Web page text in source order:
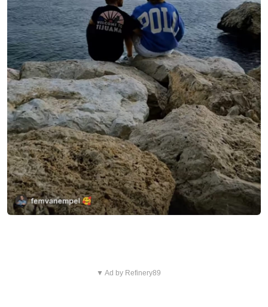
▼ Ad by Refinery89